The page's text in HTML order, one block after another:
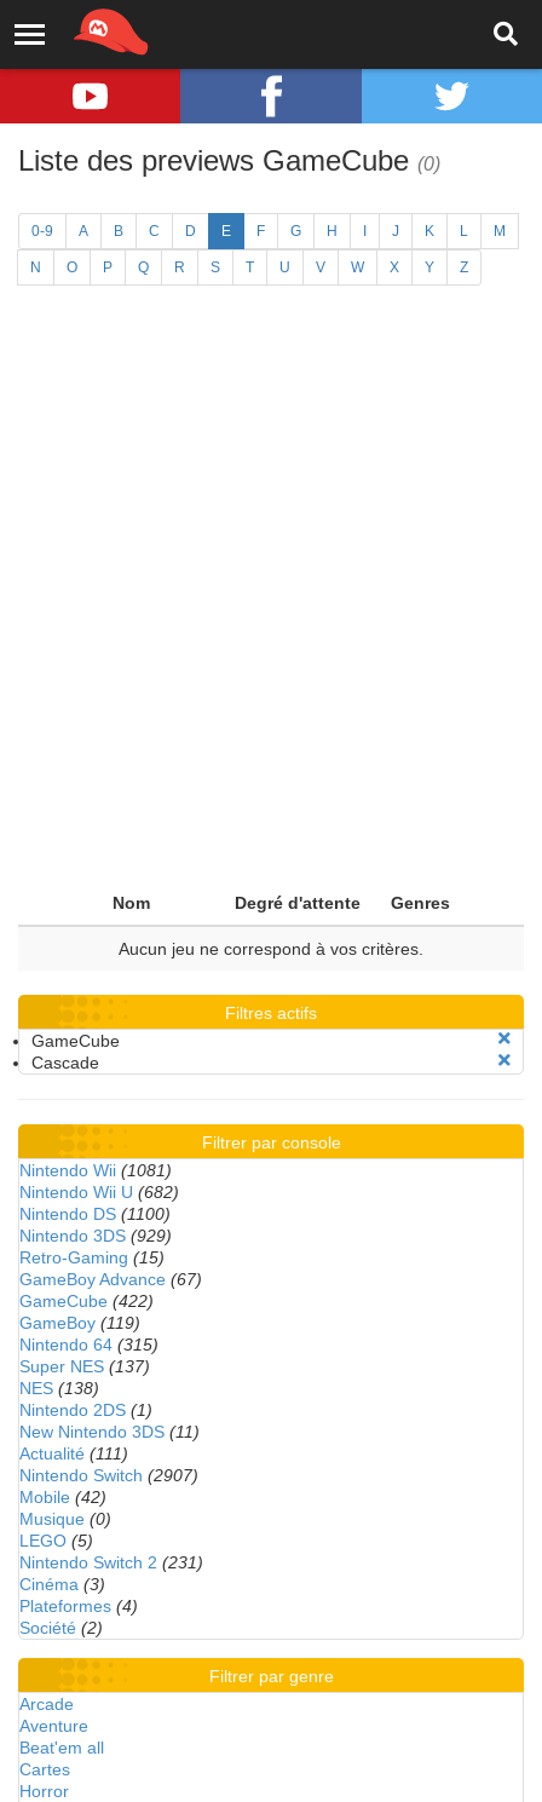
Liste des previews GameCube (0)
0-9 A B C D E F G H J K L M
N O P Q R S T U V W X Y Z
Nom Degré d'attente Genres
Aucun jeu ne correspond à vos critères.
Filtres actifs
GameCube
Cascade
Filtrer par console
Nintendo Wii (1081)
Nintendo Wii U (682)
Nintendo DS (1100)
Nintendo 3DS (929)
Retro-Gaming (15)
GameBoy Advance (67)
GameCube (422)
GameBoy (119)
Nintendo 64 (315)
Super NES (137)
NES (138)
Nintendo 2DS (1)
New Nintendo 3DS (11)
Actualité (111)
Nintendo Switch (2907)
Mobile (42)
Musique (0)
LEGO (5)
Nintendo Switch 2 (231)
Cinéma (3)
Plateformes (4)
Société (2)
Filtrer par genre
Arcade
Aventure
Beat'em all
Cartes
Horror